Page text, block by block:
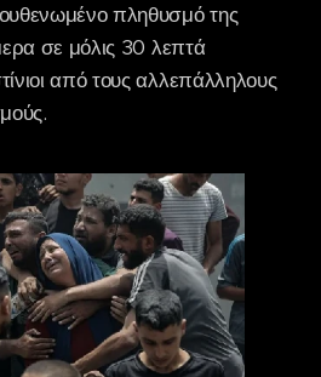
πληθυσμό της
σε μόλις 30 λεπτά
από τους αλλεπάλληλους